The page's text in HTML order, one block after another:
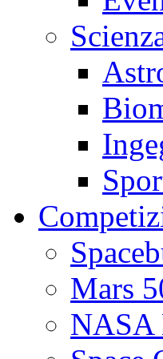
Mars
NASA